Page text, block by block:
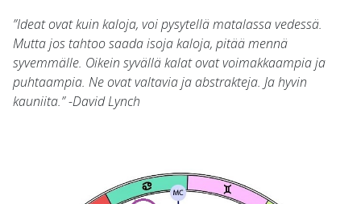
”Ideat ovat kuin kaloja, voi pysytellä matalassa vedessä.
Mutta jos tahtoo saada isoja kaloja, pitää mennä
syvemmälle. Oikein syvällä kalat ovat voimakkaampia ja
puhtaampia. Ne ovat valtavia ja abstrakteja. Ja hyvin
kauniita.” -David Lynch